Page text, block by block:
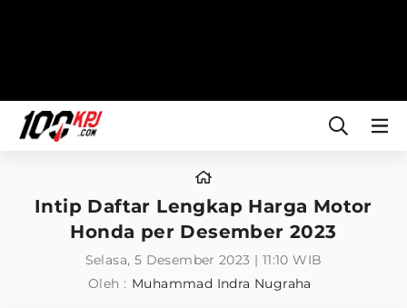
Intip Daftar Lengkap Harga Motor
Honda per Desember 2023
Selasa, 5 Desember 2023 | 11:10 WIB
Oleh : Muhammad Indra Nugraha